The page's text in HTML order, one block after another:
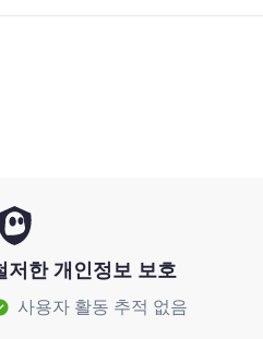
저한 개인정보 보호
사용자 활동 추적 없음